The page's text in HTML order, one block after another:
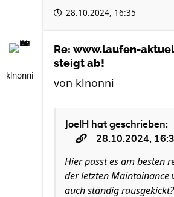
28.10.2024, 16:35
klnonni
Re: www.laufen-
steigt ab!
von klnonni
JoelH hat geschrieben:
28.10.2024,
Hier passt es am besten
der letzten Maintainance
auch ständig rausgekickt?